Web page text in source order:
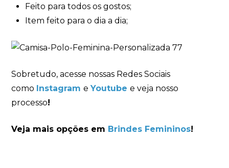
Feito para todos os gostos;
Item feito para o dia a dia;
Sobretudo, acesse nossas Redes Sociais
como Instagram eYoutube e veja nosso
processo!
Veja mais opções em Brindes Femininos!